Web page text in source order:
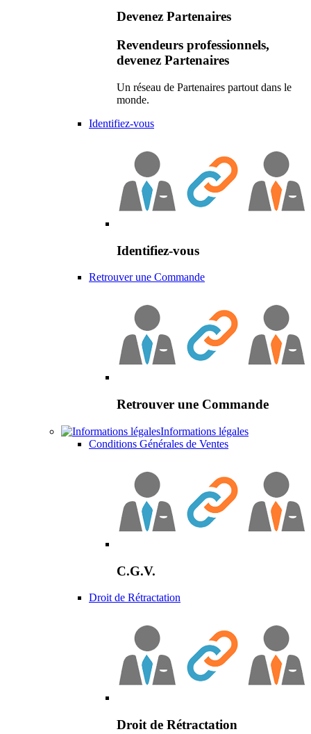
Devenez Partenaires
Revendeurs professionnels,
devenez Partenaires
Un réseau de Partenaires partout dans le
monde.
Identifiez-vous
Identifiez-vous
Retrouver une Commande
Retrouver une Commande
Informations légales
Conditions Générales de Ventes
C.G.V.
Droit de Rétractation
Droit de Rétractation